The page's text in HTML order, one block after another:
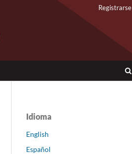
Registrarse
Idioma
English
Español